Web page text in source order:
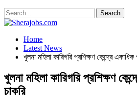
Home
Latest News
খুলনা মহিলা কারিগরি প্রশিক্ষণ কেন্দ্রে একাধিক
খুলনা মহিলা কারিগরি প্রশিক্ষণ
চাকরি